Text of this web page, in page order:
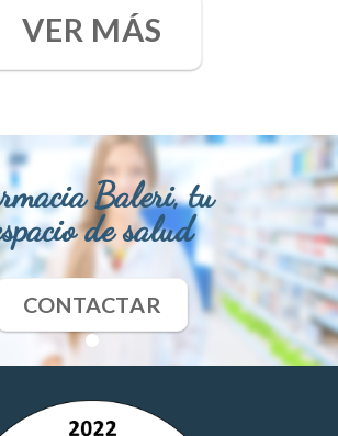
VER MÁS
Baleri, tu
de salud
CONTACTAR